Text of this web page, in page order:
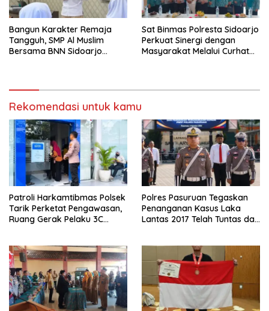
Bangun Karakter Remaja
Tangguh, SMP Al Muslim
Bersama BNN Sidoarjo
Sat Binmas Polresta Sidoarjo
Perkuat Sinergi dengan
Masyarakat Melalui Curhat
Rekomendasi untuk kamu
Patroli Harkamtibmas Polsek
Tarik Perketat Pengawasan,
Ruang Gerak Pelaku 3C
Polres Pasuruan Tegaskan
Penanganan Kasus Laka
Lantas 2017 Telah Tuntas dan